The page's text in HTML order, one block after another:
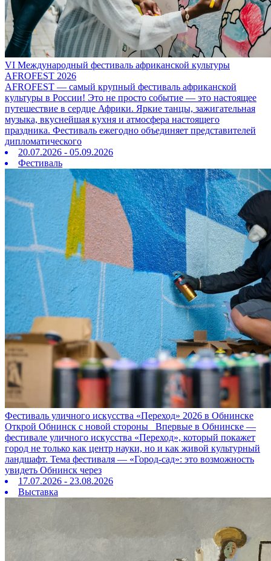
VI Международный фестиваль африканской культуры
AFROFEST 2026
AFROFEST — самый крупный фестиваль африканской
культуры в России! Это не просто событие — это настоящее
путешествие в сердце Африки. Яркие танцы, зажигательная
музыка, вкуснейшая кухня и атмосфера настоящего
праздника. Фестиваль ежегодно объединяет представителей
дипломатического
20.07.2026 - 05.09.2026
Фестиваль
Фестиваль уличного искусства «Переход» 2026 в Обнинске
Открой Обнинск с новой стороны Впервые в Обнинске —
фестивале уличного искусства «Переход», который покажет
город не только как центр науки, но и как живой культурный
ландшафт. Тема фестиваля — «Город‑сад»: это возможность
увидеть Обнинск через
17.07.2026 - 23.08.2026
Выставка